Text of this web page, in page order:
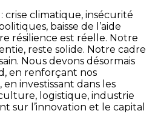
crise climatique, insécurité
baisse de l’aide
résilience est réelle. Notre
reste solide. Notre cadre
Nous devons désormais
en renforçant nos
investissant dans les
logistique, industrie
sur l’innovation et le capital